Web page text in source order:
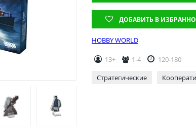
ДОБАВИТЬ В
HOBBY WORLD
13+ 1-4
120-180
Стратегические